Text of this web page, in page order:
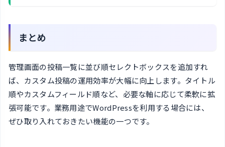
まとめ
管理画面の投稿一覧に並び順セレクトボックスを追加すれ
ば、カスタム投稿の運用効率が大幅に向上します。タイトル
順やカスタムフィールド順など、必要な軸に応じて柔軟に拡
張可能です。業務用途でWordPressを利用する場合には、
ぜひ取り入れておきたい機能の一つです。